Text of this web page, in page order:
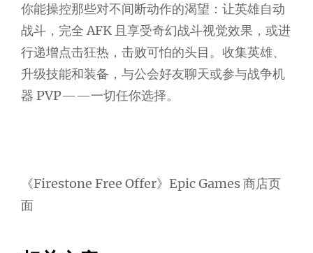
你能操控那些对不间断动作的渴望：让英雄自动
战斗，完全 AFK 且享受奇幻战斗视觉效果，或进
行递增点击狂热，击败可怕的头目。收集英雄、
升级技能和装备，与公会好友聊天或参与战争机
器 PVP——一切任你选择。
《Firestone Free Offer》Epic Games 商店页
面